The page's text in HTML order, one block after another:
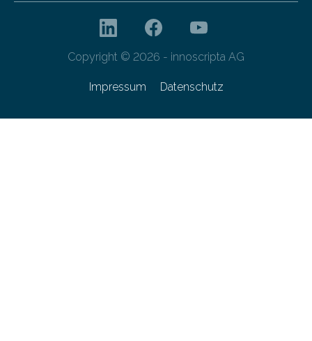
Copyright © 2026 - innoscripta AG
Impressum Datenschutz